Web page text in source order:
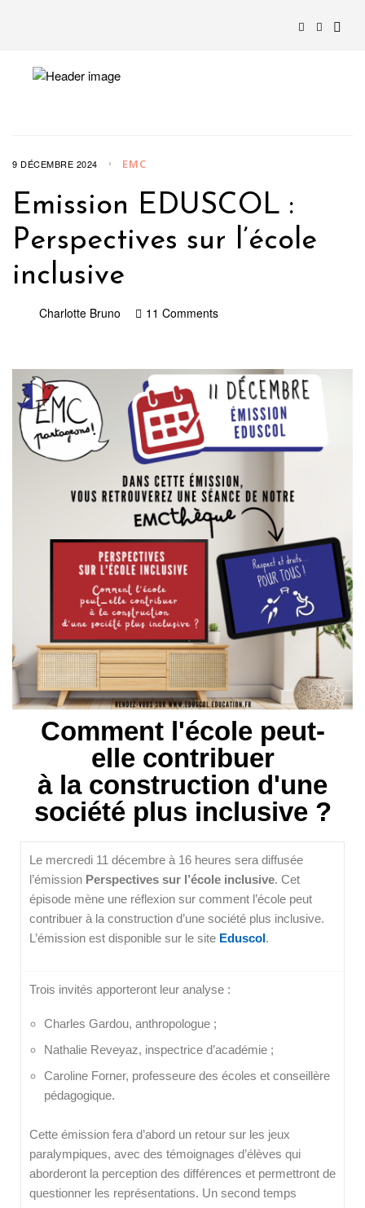
9 DÉCEMBRE 2024 EMC
Emission EDUSCOL :
Perspectives sur l’école
inclusive
Charlotte Bruno 11 Comments
Comment l'école peut-
elle contribuer
à la construction d'une
société plus inclusive ?
Le mercredi 11 décembre à 16 heures sera diffusée
l’émission Perspectives sur l’école inclusive. Cet
épisode mène une réflexion sur comment l’école peut
contribuer à la construction d’une société plus inclusive.
L’émission est disponible sur le site Eduscol.
Trois invités apporteront leur analyse :
Charles Gardou, anthropologue ;
Nathalie Reveyaz, inspectrice d’académie ;
Caroline Forner, professeure des écoles et conseillère
pédagogique.
Cette émission fera d’abord un retour sur les jeux
paralympiques, avec des témoignages d’élèves qui
aborderont la perception des différences et permettront de
questionner les représentations. Un second temps